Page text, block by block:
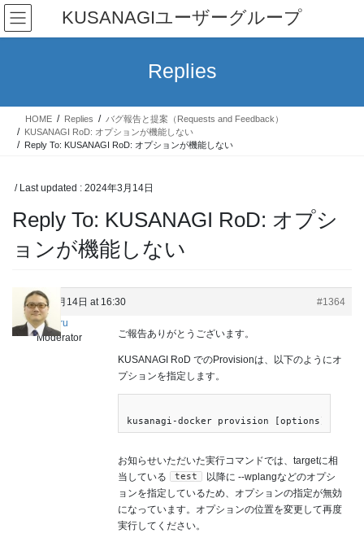
Skip
the
Skip
the
KUSANAGIユーザーグループ
Replies
HOME Replies
バグ報告と提案（Requests and Feedback）
KUSANAGI RoD: オプションが機能しない
Reply To: KUSANAGI RoD: オプションが機能しない
/ Last updated : 2024年3月14日
Reply To: KUSANAGI RoD: オプシ
ョンが機能しない
2024年3月14日 at 16:30
#1364
satoru
Moderator
ご報告ありがとうございます。
KUSANAGI RoD でのProvisionは、以下のようにオ
プションを指定します。
お知らせいただいた実行コマンドでは、targetに相
当している
test
以降に --wplangなどのオプシ
ョンを指定しているため、オプションの指定が無効
になっています。オプションの位置を変更して再度
実行してください。